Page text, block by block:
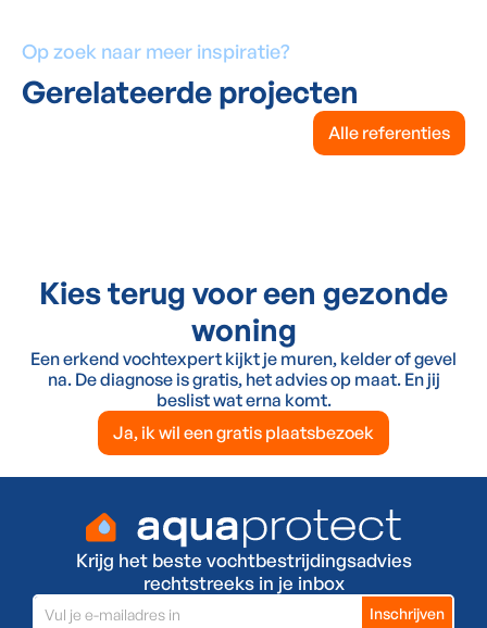
Op zoek naar meer inspiratie?
Gerelateerde projecten
Alle referenties
Kies terug voor een gezonde
woning
Een erkend vochtexpert kijkt je muren, kelder of gevel
na. De diagnose is gratis, het advies op maat. En jij
beslist wat erna komt.
Ja, ik wil een gratis plaatsbezoek
Krijg het beste vochtbestrijdingsadvies
rechtstreeks in je inbox